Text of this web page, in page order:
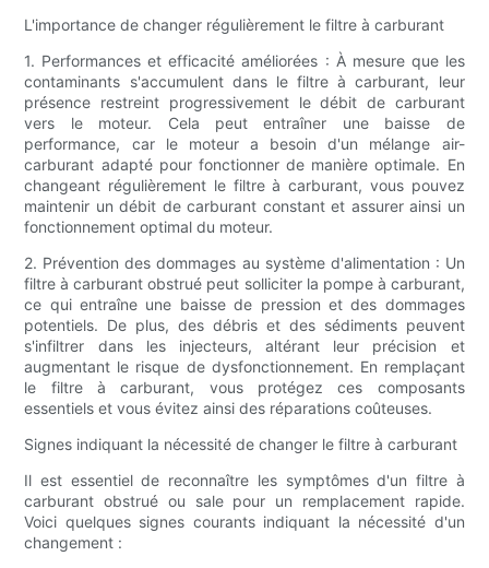
L'importance de changer régulièrement le filtre à carburant
1. Performances et efficacité améliorées : À mesure que les
contaminants s'accumulent dans le filtre à carburant, leur
présence restreint progressivement le débit de carburant
vers le moteur. Cela peut entraîner une baisse de
performance, car le moteur a besoin d'un mélange air-
carburant adapté pour fonctionner de manière optimale. En
changeant régulièrement le filtre à carburant, vous pouvez
maintenir un débit de carburant constant et assurer ainsi un
fonctionnement optimal du moteur.
2. Prévention des dommages au système d'alimentation : Un
filtre à carburant obstrué peut solliciter la pompe à carburant,
ce qui entraîne une baisse de pression et des dommages
potentiels. De plus, des débris et des sédiments peuvent
s'infiltrer dans les injecteurs, altérant leur précision et
augmentant le risque de dysfonctionnement. En remplaçant
le filtre à carburant, vous protégez ces composants
essentiels et vous évitez ainsi des réparations coûteuses.
Signes indiquant la nécessité de changer le filtre à carburant
Il est essentiel de reconnaître les symptômes d'un filtre à
carburant obstrué ou sale pour un remplacement rapide.
Voici quelques signes courants indiquant la nécessité d'un
changement :